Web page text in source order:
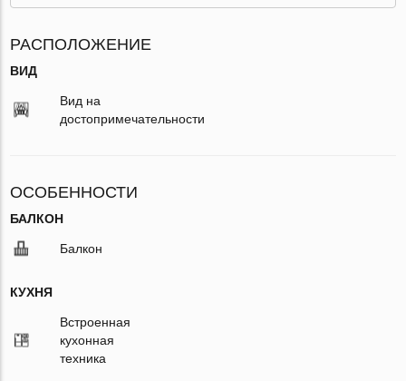
РАСПОЛОЖЕНИЕ
ВИД
Вид на
достопримечательности
ОСОБЕННОСТИ
БАЛКОН
Балкон
КУХНЯ
Встроенная
кухонная
техника